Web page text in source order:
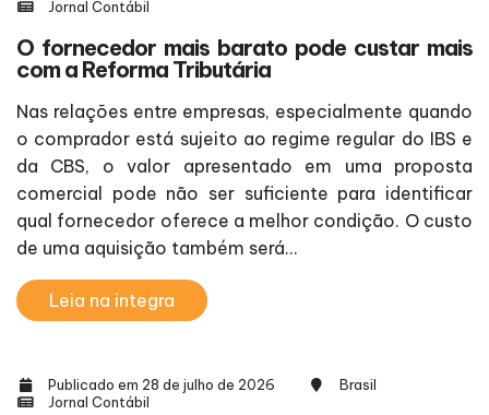
Jornal Contábil
O fornecedor mais barato pode custar mais
com a Reforma Tributária
Nas relações entre empresas, especialmente quando
o comprador está sujeito ao regime regular do IBS e
da CBS, o valor apresentado em uma proposta
comercial pode não ser suficiente para identificar
qual fornecedor oferece a melhor condição. O custo
de uma aquisição também será...
Leia na integra
Publicado em 28 de julho de 2026
Brasil
Jornal Contábil